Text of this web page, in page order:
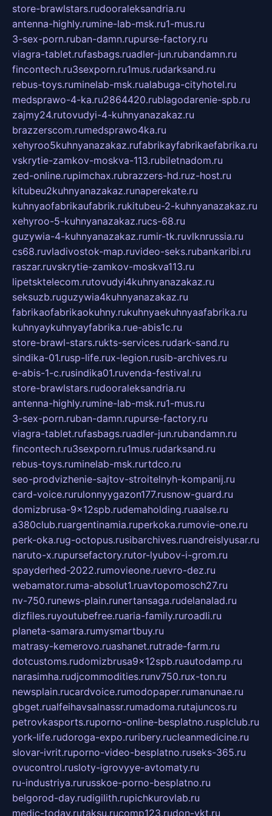
store-brawlstars.rudooraleksandria.ru
antenna-highly.rumine-lab-msk.ru1-mus.ru
3-sex-porn.ruban-damn.rupurse-factory.ru
viagra-tablet.rufasbags.ruadler-jun.rubandamn.ru
fincontech.ru3sexporn.ru1mus.rudarksand.ru
rebus-toys.ruminelab-msk.rualabuga-cityhotel.ru
medsprawo-4-ka.ru2864420.rublagodarenie-spb.ru
zajmy24.rutovudyi-4-kuhnyanazakaz.ru
brazzerscom.rumedsprawo4ka.ru
xehyroo5kuhnyanazakaz.rufabrikayfabrikaefabrika.ru
vskrytie-zamkov-moskva-113.rubiletnadom.ru
zed-online.rupimchax.rubrazzers-hd.ruz-host.ru
kitubeu2kuhnyanazakaz.runaperekate.ru
kuhnyaofabrikaufabrik.rukitubeu-2-kuhnyanazakaz.ru
xehyroo-5-kuhnyanazakaz.rucs-68.ru
guzywia-4-kuhnyanazakaz.rumir-tk.ruvlknrussia.ru
cs68.ruvladivostok-map.ruvideo-seks.rubankaribi.ru
raszar.ruvskrytie-zamkov-moskva113.ru
lipetsktelecom.rutovudyi4kuhnyanazakaz.ru
seksuzb.ruguzywia4kuhnyanazakaz.ru
fabrikaofabrikaokuhny.rukuhnyaekuhnyaafabrika.ru
kuhnyaykuhnyayfabrika.rue-abis1c.ru
store-brawl-stars.rukts-services.rudark-sand.ru
sindika-01.rusp-life.rux-legion.rusib-archives.ru
e-abis-1-c.rusindika01.ruvenda-festival.ru
store-brawlstars.rudooraleksandria.ru
antenna-highly.rumine-lab-msk.ru1-mus.ru
3-sex-porn.ruban-damn.rupurse-factory.ru
viagra-tablet.rufasbags.ruadler-jun.rubandamn.ru
fincontech.ru3sexporn.ru1mus.rudarksand.ru
rebus-toys.ruminelab-msk.rurtdco.ru
seo-prodvizhenie-sajtov-stroitelnyh-kompanij.ru
card-voice.rurulonnyygazon177.rusnow-guard.ru
domizbrusa-9x12spb.rudemaholding.ruaalse.ru
a380club.ruargentinamia.ruperkoka.rumovie-one.ru
perk-oka.rug-octopus.rusibarchives.ruandreislyusar.ru
naruto-x.rupursefactory.rutor-lyubov-i-grom.ru
spayderhed-2022.rumovieone.ruevro-dez.ru
webamator.ruma-absolut1.ruavtopomosch27.ru
nv-750.runews-plain.runertansaga.rudelanalad.ru
dizfiles.ruyoutubefree.ruaria-family.ruroadli.ru
planeta-samara.rumysmartbuy.ru
matrasy-kemerovo.ruashanet.rutrade-farm.ru
dotcustoms.rudomizbrusa9x12spb.ruautodamp.ru
narasimha.rudjcommodities.runv750.rux-ton.ru
newsplain.rucardvoice.rumodopaper.rumanunae.ru
gbget.rualfeihavsalnassr.rumadoma.rutajuncos.ru
petrovkasports.ruporno-online-besplatno.rusplclub.ru
york-life.rudoroga-expo.ruribery.rucleanmedicine.ru
slovar-ivrit.ruporno-video-besplatno.ruseks-365.ru
ovucontrol.rusloty-igrovyye-avtomaty.ru
ru-industriya.rurusskoe-porno-besplatno.ru
belgorod-day.rudigilith.rupichkurovlab.ru
medic-today.rutaksu.rucomp123.rudon-ykt.ru